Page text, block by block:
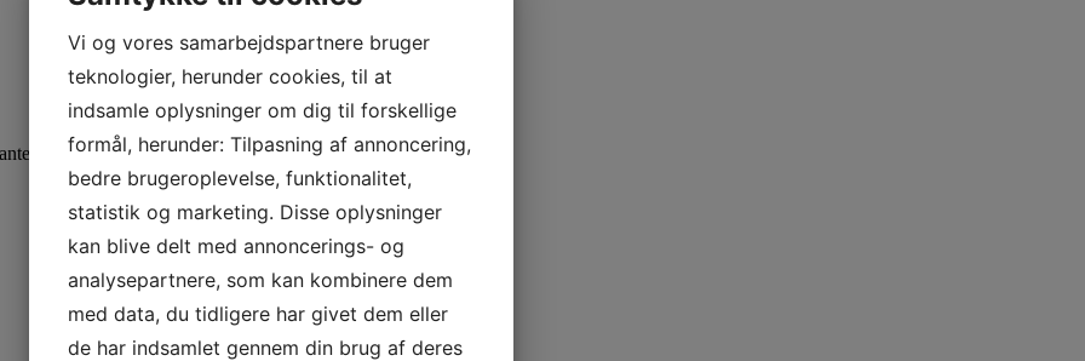
Mulighederne kan vælges på varesiden
Vi og vores samarbejdspartnere bruger
teknologier, herunder cookies, til at
indsamle oplysninger om dig til forskellige
formål, herunder: Tilpasning af annoncering,
bedre brugeroplevelse, funktionalitet,
statistik og marketing. Disse oplysninger
kan blive delt med annoncerings- og
analysepartnere, som kan kombinere dem
med data, du tidligere har givet dem eller
de har indsamlet gennem din brug af deres